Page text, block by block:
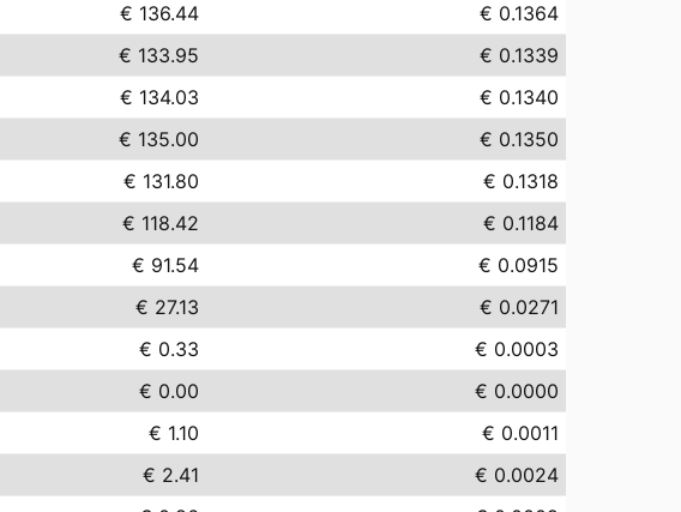
€ 136.44
€ 0.1364
€ 133.95
€ 0.1339
€ 134.03
€ 0.1340
€ 135.00
€ 0.1350
€ 131.80
€ 0.1318
€ 118.42
€ 0.1184
€ 91.54
€ 0.0915
€ 27.13
€ 0.0271
€ 0.33
€ 0.0003
€ 0.00
€ 0.0000
€ 1.10
€ 0.0011
€ 2.41
€ 0.0024